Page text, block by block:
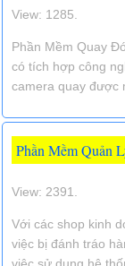
View: 1285.
Phần Mềm Quay
có tích hợp công
camera quay được
Phần Mềm Quản
View: 2391.
Với các shop kinh
việc bị đánh tráo